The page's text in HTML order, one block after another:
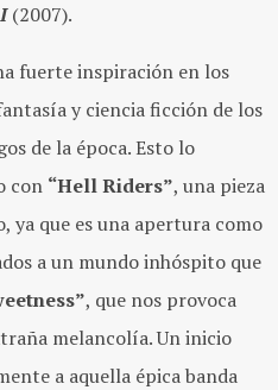
(2007).
fuerte inspiración en los
y ciencia ficción de los
de la época. Esto lo
con “Hell Riders”, una pieza
que es una apertura como
a un mundo inhóspito que
, que nos provoca
melancolía. Un inicio
a aquella épica banda